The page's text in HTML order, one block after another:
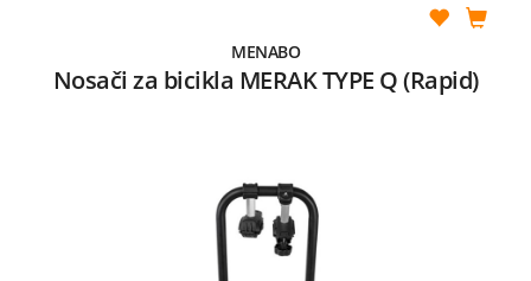
MENABO
Nosači za bicikla MERAK TYPE Q (Rapid)